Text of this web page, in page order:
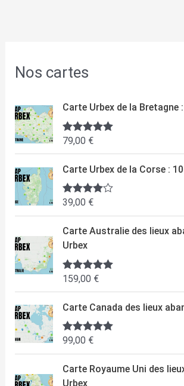
Nos cartes
Carte Urbex de la Bretagne
Note5.00
79,00 €
Carte Urbex de la Corse :
Note4.50
39,00 €
Carte Australie des lieux
Urbex
Note5.00
159,00 €
Carte Canada des lieux
Note5.00
99,00 €
Carte Royaume Uni des
Urbex